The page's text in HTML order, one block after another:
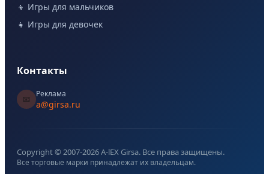
👦 Игры для мальчиков
👧 Игры для девочек
Контакты
📧
Реклама
a@girsa.ru
Copyright © 2007-2026A-lEX Girsa. Все права защищены.
Все торговые марки принадлежат их владельцам.